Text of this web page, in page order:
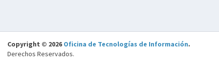
Copyright © 2026 Oficina de Tecnologías de Información.
Derechos Reservados.